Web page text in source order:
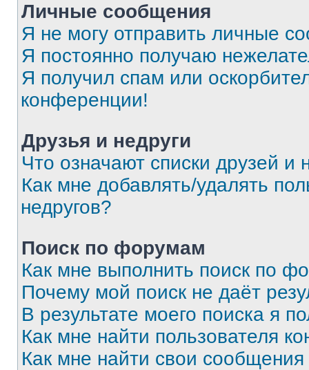
Личные сообщения
Я не могу отправить личные
Я постоянно получаю
Я получил спам или
конференции!
Друзья и недруги
Что означают списки друзей и
Как мне добавлять/удалять
недругов?
Поиск по форумам
Как мне выполнить поиск по
Почему мой поиск не даёт
В результате моего поиска я
Как мне найти пользователя
Как мне найти свои